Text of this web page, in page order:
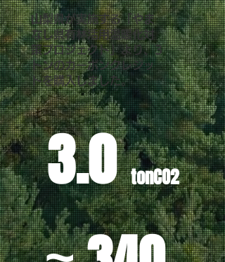
山梨県が実施する「やま
なし県有林活用温暖化対
策プロジェクト」より、3
トンのカーボンクレジッ
トを購入しました。
3.0 tonCO2